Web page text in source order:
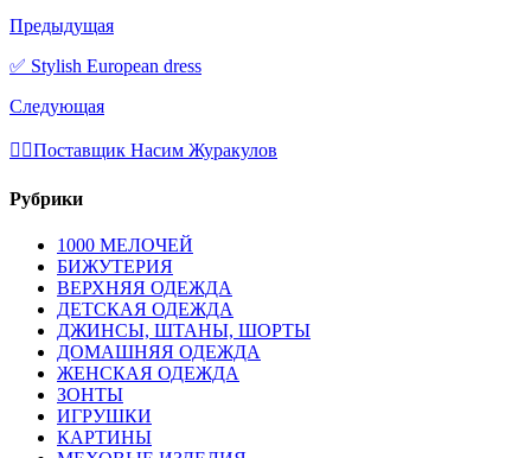
Предыдущая
✅ Stylish European dress
Следующая
💁‍♂Поставщик Насим Журакулов
Рубрики
1000 МЕЛОЧЕЙ
БИЖУТЕРИЯ
ВЕРХНЯЯ ОДЕЖДА
ДЕТСКАЯ ОДЕЖДА
ДЖИНСЫ, ШТАНЫ, ШОРТЫ
ДОМАШНЯЯ ОДЕЖДА
ЖЕНСКАЯ ОДЕЖДА
ЗОНТЫ
ИГРУШКИ
КАРТИНЫ